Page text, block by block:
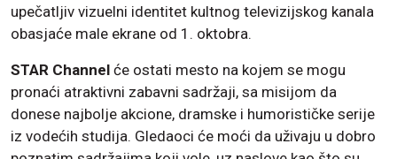
upečatljiv vizuelni identitet kultnog televizijskog kanala
obasjaće male ekrane od 1. oktobra.
STAR Channel će ostati mesto na kojem se mogu
pronaći atraktivni zabavni sadržaji, sa misijom da
donese najbolje akcione, dramske i humorističke serije
iz vodećih studija. Gledaoci će moći da uživaju u dobro